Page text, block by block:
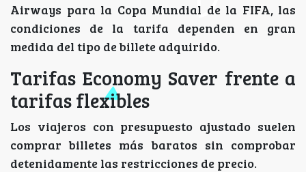
Airways para la Copa Mundial de la FIFA, las
condiciones de la tarifa dependen en gran
medida del tipo de billete adquirido.
Tarifas Economy Saver frente a
tarifas flexibles
Los viajeros con presupuesto ajustado suelen
comprar billetes más baratos sin comprobar
detenidamente las restricciones de precio.